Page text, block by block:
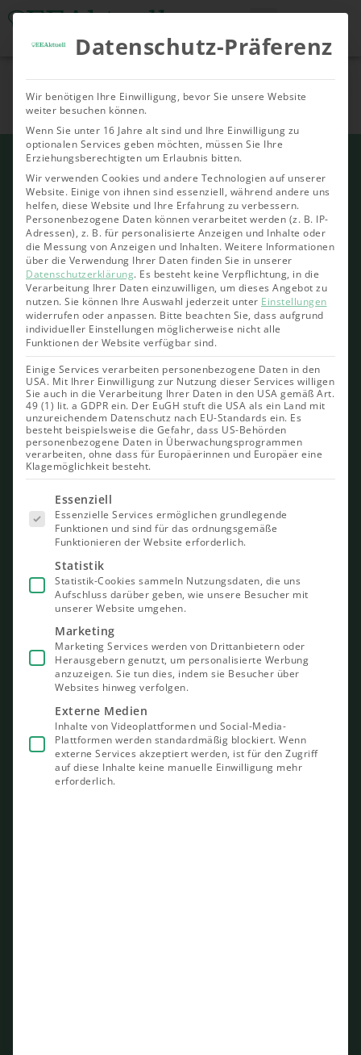
Nachhaltige
Investments
Allgemein Bioenergie
Datenschutz-Präferenz
Wir benötigen Ihre Einwilligung, bevor Sie unsere Website
weiter besuchen können.
Wenn Sie unter 16 Jahre alt sind und Ihre Einwilligung zu
optionalen Services geben möchten, müssen Sie Ihre
Erziehungsberechtigten um Erlaubnis bitten.
Wir verwenden Cookies und andere Technologien auf unserer
Website. Einige von ihnen sind essenziell, während andere uns
helfen, diese Website und Ihre Erfahrung zu verbessern.
Personenbezogene Daten können verarbeitet werden (z. B. IP-
Adressen), z. B. für personalisierte Anzeigen und Inhalte oder
die Messung von Anzeigen und Inhalten. Weitere Informationen
über die Verwendung Ihrer Daten finden Sie in unserer
Datenschutzerklärung. Es besteht keine Verpflichtung, in die
Verarbeitung Ihrer Daten einzuwilligen, um dieses Angebot zu
nutzen. Sie können Ihre Auswahl jederzeit unter Einstellungen
widerrufen oder anpassen. Bitte beachten Sie, dass aufgrund
individueller Einstellungen möglicherweise nicht alle
Funktionen der Website verfügbar sind.
Einige Services verarbeiten personenbezogene Daten in den
USA. Mit Ihrer Einwilligung zur Nutzung dieser Services willigen
Sie auch in die Verarbeitung Ihrer Daten in den USA gemäß Art.
49 (1) lit. a GDPR ein. Der EuGH stuft die USA als ein Land mit
unzureichendem Datenschutz nach EU-Standards ein. Es
besteht beispielsweise die Gefahr, dass US-Behörden
personenbezogene Daten in Überwachungsprogrammen
verarbeiten, ohne dass für Europäerinnen und Europäer eine
Klagemöglichkeit besteht.
Es folgt
eine Liste
der Service-
Gruppen,
für die eine
Einwilligung
erteilt
werden
kann. Die
erste
Service-
Gruppe ist
essenziell
und kann
nicht
abgewählt
Essenziell
Essenzielle Services ermöglichen grundlegende
Funktionen und sind für das ordnungsgemäße
Funktionieren der Website erforderlich.
Statistik
Statistik-Cookies sammeln Nutzungsdaten, die uns
Aufschluss darüber geben, wie unsere Besucher mit
unserer Website umgehen.
Marketing
Marketing Services werden von Drittanbietern oder
Herausgebern genutzt, um personalisierte Werbung
anzuzeigen. Sie tun dies, indem sie Besucher über
Websites hinweg verfolgen.
Externe Medien
Inhalte von Videoplattformen und Social-Media-
Plattformen werden standardmäßig blockiert. Wenn
externe Services akzeptiert werden, ist für den Zugriff
auf diese Inhalte keine manuelle Einwilligung mehr
erforderlich.